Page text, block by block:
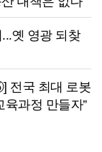
옛 영광 되찾
전국 최대 로봇
과정 만들자”